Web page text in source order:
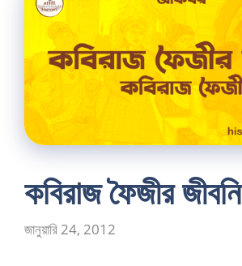
কবিরাজ ফৈজীর জীবনি
জানুয়ারি 24, 2012